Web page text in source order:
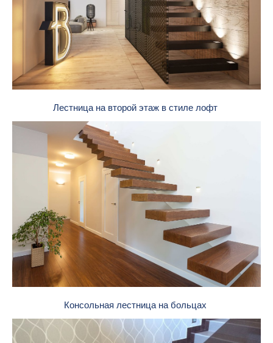
Лестница на второй этаж в стиле лофт
Консольная лестница на больцах